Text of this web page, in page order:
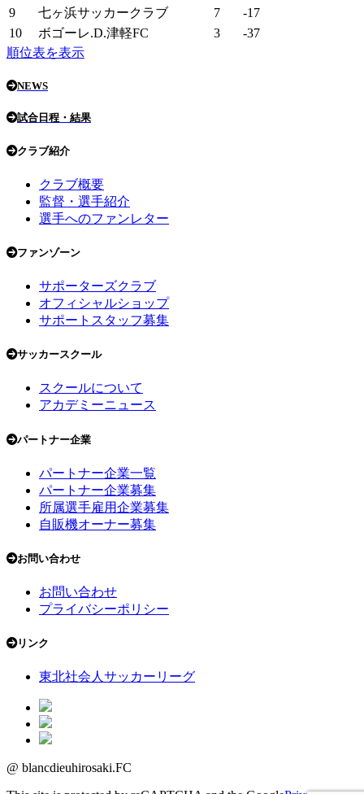
9
七ヶ浜サッカークラブ 7
-17
10
ボゴーレ.D.津軽FC 3
-37
順位表を表示
NEWS
試合日程・結果
クラブ紹介
クラブ概要
監督・選手紹介
選手へのファンレター
ファンゾーン
サポーターズクラブ
オフィシャルショップ
サポートスタッフ募集
サッカースクール
スクールについて
アカデミーニュース
パートナー企業
パートナー企業一覧
パートナー企業募集
所属選手雇用企業募集
自販機オーナー募集
お問い合わせ
お問い合わせ
プライバシーポリシー
リンク
東北社会人サッカーリーグ
@ blancdieuhirosaki.FC